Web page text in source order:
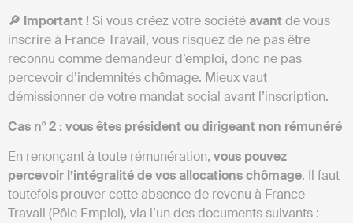
🔎 Important ! Si vous créez votre sociétéavantde vous
inscrire à France Travail, vous risquez de ne pas être
reconnu comme demandeur d’emploi, donc ne pas
percevoir d’indemnités chômage. Mieux vaut
démissionner de votre mandat social avant l’inscription.
Cas n° 2 : vous êtes président ou dirigeant non rémunéré
En renonçant à toute rémunération, vous pouvez
percevoir l’intégralité de vos allocations chômage. Il faut
toutefois prouver cette absence de revenu à France
Travail (Pôle Emploi), via l’un des documents suivants :